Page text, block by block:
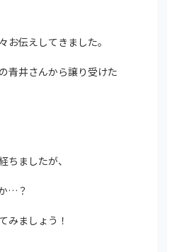
お伝えしてきました。
青井さんから譲り受けた
ちましたが、
…？
みましょう！